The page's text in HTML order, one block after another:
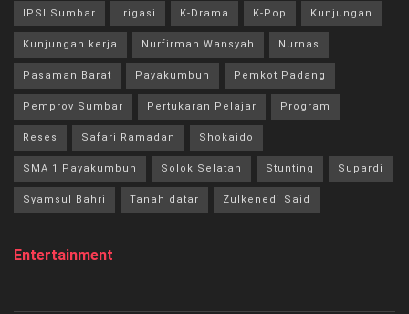
IPSI Sumbar Irigasi K-Drama K-Pop Kunjungan
Kunjungan kerja Nurfirman Wansyah Nurnas
Pasaman Barat Payakumbuh Pemkot Padang
Pemprov Sumbar Pertukaran Pelajar Program
Reses Safari Ramadan Shokaido
SMA 1 Payakumbuh Solok Selatan Stunting Supardi
Syamsul Bahri Tanah datar Zulkenedi Said
Entertainment